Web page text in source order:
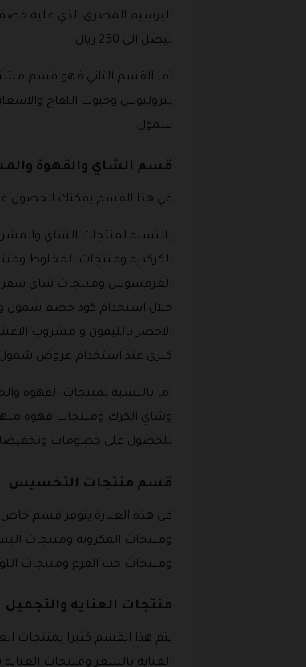
ليصل الى 250 ريال.
أما القسم الثاني فهو قسم
بتروليوس وحبوب اللقاح
شمول.
قسم الشاي والقهوة
في هذا القسم يمكنك الحصول
بالنسبه لمنتجات الشاي
الكركديه ومنتجات المخلوط
العرقسوس ومنتجات شاي
خلال استخدام كود خصم شمول
الاخضر بالليمون و مشروب
كبرى عند استخدام عروض
اما بالنسبه لمنتجات القهوة
وشاي الكرك ومنتجات قهوه
للحصول على خصومات
قسم منتجات التخسيس
في هذه العبارة يتوفر قسم خاص
ومنتجات المكرونه ومنتجات
ومنتجات حب القرع ومنتجات
منتجات العنايه والتجميل
يتم هذا القسم كثيرا بمنتجات
العنايه بالشعر ومنتجات